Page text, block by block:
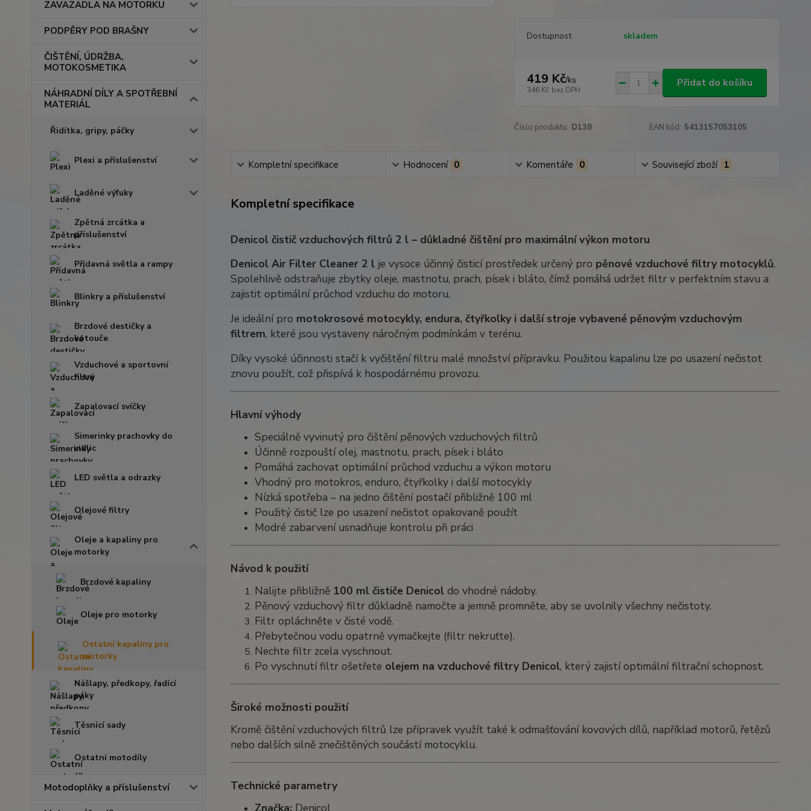
ZAVAZADLA NA MOTORKU
PODPĚRY POD BRAŠNY
ČIŠTĚNÍ, ÚDRŽBA,
MOTOKOSMETIKA
NÁHRADNÍ DÍLY A SPOTŘEBNÍ
MATERIÁL
Řidítka, gripy, páčky
Plexi a příslušenství
Laděné výfuky
Zpětná zrcátka a
příslušenství
Přídavná světla a rampy
Blinkry a příslušenství
Brzdové destičky a
kotouče
Vzduchové a sportovní
filtry
Zapalovací svíčky
Simerinky prachovky do
vidlic
LED světla a odrazky
Olejové filtry
Oleje a kapaliny pro
motorky
Brzdové kapaliny
Oleje pro motorky
Ostatní kapaliny pro
motorky
Nášlapy, předkopy, řadící
páky
Těsnící sady
Ostatní motodíly
Motodoplňky a příslušenství
Dostupnost skladem
419 Kč/ks
346 Kč bez DPH
Přidat do košíku
Číslo produktu: D138 EAN kód: 5413157053105
Kompletní specifikace Hodnocení 0 Komentáře 0 Související zboží 1
Kompletní specifikace
Denicol čistič vzduchových filtrů 2 l – důkladné čištění pro maximální výkon motoru
Denicol Air Filter Cleaner 2 lje vysoce účinný čisticí prostředek určený pro pěnové vzduchové filtry motocyklů.
Spolehlivě odstraňuje zbytky oleje, mastnotu, prach, písek i bláto, čímž pomáhá udržet filtr v perfektním stavu a
zajistit optimální průchod vzduchu do motoru.
Je ideální pro motokrosové motocykly, endura, čtyřkolky i další stroje vybavené pěnovým vzduchovým
filtrem, které jsou vystaveny náročným podmínkám v terénu.
Díky vysoké účinnosti stačí k vyčištění filtru malé množství přípravku. Použitou kapalinu lze po usazení nečistot
znovu použít, což přispívá k hospodárnému provozu.
Hlavní výhody
Speciálně vyvinutý pro čištění pěnových vzduchových filtrů
Účinně rozpouští olej, mastnotu, prach, písek i bláto
Pomáhá zachovat optimální průchod vzduchu a výkon motoru
Vhodný pro motokros, enduro, čtyřkolky i další motocykly
Nízká spotřeba – na jedno čištění postačí přibližně 100 ml
Použitý čistič lze po usazení nečistot opakovaně použít
Modré zabarvení usnadňuje kontrolu při práci
Návod k použití
Nalijte přibližně 100 ml čističe Denicoldo vhodné nádoby.
Pěnový vzduchový filtr důkladně namočte a jemně promněte, aby se uvolnily všechny nečistoty.
Filtr opláchněte v čisté vodě.
Přebytečnou vodu opatrně vymačkejte (filtr nekruťte).
Nechte filtr zcela vyschnout.
Po vyschnutí filtr ošetřete olejem na vzduchové filtry Denicol, který zajistí optimální filtrační schopnost.
Široké možnosti použití
Kromě čištění vzduchových filtrů lze přípravek využít také k odmašťování kovových dílů, například motorů, řetězů
nebo dalších silně znečištěných součástí motocyklu.
Technické parametry
Značka: Denicol